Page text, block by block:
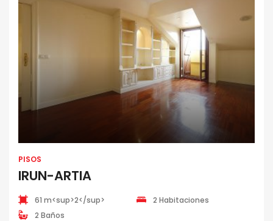
PISOS
IRUN-ARTIA
61 m<sup>2</sup>
2 Habitaciones
2 Baños